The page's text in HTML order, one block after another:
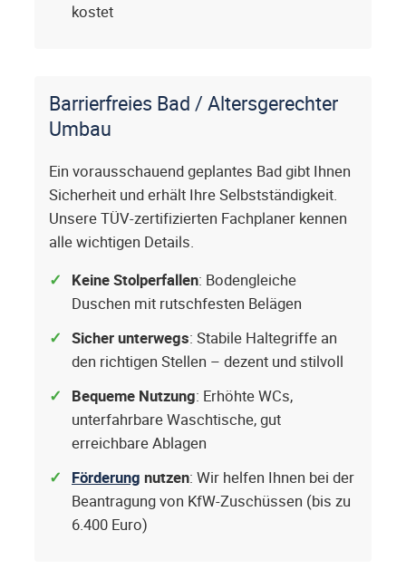
kostet
Barrierfreies Bad / Altersgerechter
Umbau
Ein vorausschauend geplantes Bad gibt Ihnen
Sicherheit und erhält Ihre Selbstständigkeit.
Unsere TÜV-zertifizierten Fachplaner kennen
alle wichtigen Details.
Keine Stolperfallen: Bodengleiche
Duschen mit rutschfesten Belägen
Sicher unterwegs: Stabile Haltegriffe an
den richtigen Stellen – dezent und stilvoll
Bequeme Nutzung: Erhöhte WCs,
unterfahrbare Waschtische, gut
erreichbare Ablagen
Förderung nutzen: Wir helfen Ihnen bei der
Beantragung von KfW-Zuschüssen (bis zu
6.400 Euro)